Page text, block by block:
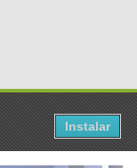
Instalar